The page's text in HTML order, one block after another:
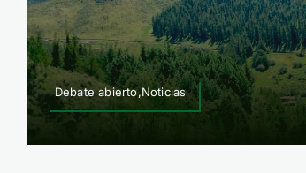
Debate abierto,Noticias